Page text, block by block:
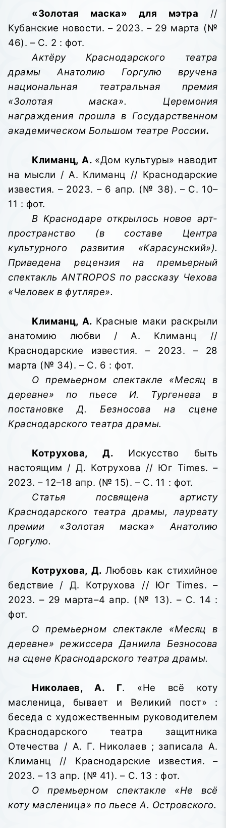
«Золотая маска» для мэтра //
Кубанские новости. – 2023. – 29 марта (№
46). – С. 2 : фот.
Актёру Краснодарского театра
драмы Анатолию Горгулю вручена
национальная театральная премия
«Золотая маска». Церемония
награждения прошла в Государственном
академическом Большом театре России.
Климанц, А. «Дом культуры» наводит
на мысли / А. Климанц // Краснодарские
известия. – 2023. – 6 апр. (№ 38). – С. 10–
11 : фот.
В Краснодаре открылось новое арт-
пространство (в составе Центра
культурного развития «Карасунский»).
Приведена рецензия на премьерный
спектакль ANTROPOS по рассказу Чехова
«Человек в футляре».
Климанц, А. Красные маки раскрыли
анатомию любви / А. Климанц //
Краснодарские известия. – 2023. – 28
марта (№ 34). – С. 6 : фот.
О премьерном спектакле «Месяц в
деревне» по пьесе И. Тургенева в
постановке Д. Безносова на сцене
Краснодарского театра драмы.
Котрухова, Д. Искусство быть
настоящим / Д. Котрухова // Юг Times. –
2023. – 12–18 апр. (№ 15). – С. 11 : фот.
Статья посвящена артисту
Краснодарского театра драмы, лауреату
премии «Золотая маска» Анатолию
Горгулю.
Котрухова, Д. Любовь как стихийное
бедствие / Д. Котрухова // Юг Times. –
2023. – 29 марта–4 апр. (№ 13). – С. 14 :
фот.
О премьерном спектакле «Месяц в
деревне» режиссера Даниила Безносова
на сцене Краснодарского театра драмы.
Николаев, А. Г. «Не всё коту
масленица, бывает и Великий пост» :
беседа с художественным руководителем
Краснодарского театра защитника
Отечества / А. Г. Николаев ; записала А.
Климанц // Краснодарские известия. –
2023. – 13 апр. (№ 41). – С. 13 : фот.
О премьерном спектакле «Не всё
коту масленица» по пьесе А. Островского.